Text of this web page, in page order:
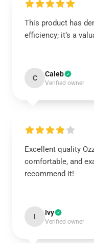
This product has
efficiency; it’s a
C Caleb
Verified owner
Excellent quality
comfortable, and
recommend it!
I Ivy
Verified owner